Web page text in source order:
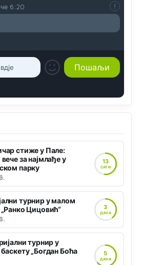
6:20
стиже у Пале:
за најмлађе у
парку
13
САТИ
турнир у малом
Цицовић“
3
ДАНА
турнир у
„Богдан Боћа
5
ДАНА